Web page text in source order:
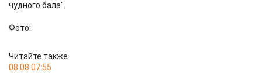
чудного бала".
Фото:
Читайте также
08.08 07:55